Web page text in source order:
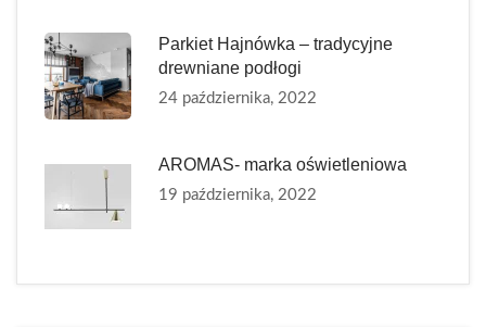
Parkiet Hajnówka – tradycyjne
drewniane podłogi
24 października, 2022
AROMAS- marka oświetleniowa
19 października, 2022